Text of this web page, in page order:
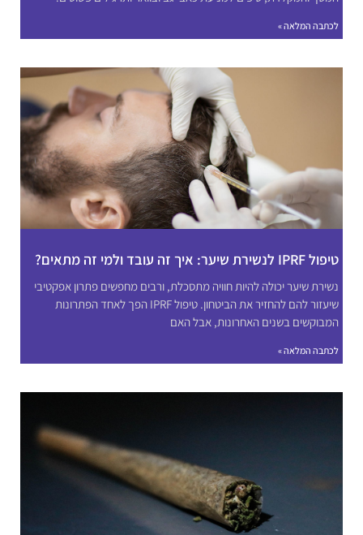
לכתבה המלאה »
טיפול IPRF לנשירת שיער: איך זה עובד ולמי זה מתאים?
נשירת שיער יכולה להיות חוויה מתסכלת, ורבים מחפשים פתרון אפקטיבי
שיעזור להם להחזיר את הביטחון. טיפול IPRF הפך לאחד הפתרונות
המבוקשים בשנים האחרונות, אבל האם
לכתבה המלאה »